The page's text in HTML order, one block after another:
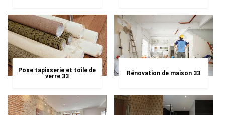
Pose tapisserie et toile de
verre 33
Rénovation de maison 33